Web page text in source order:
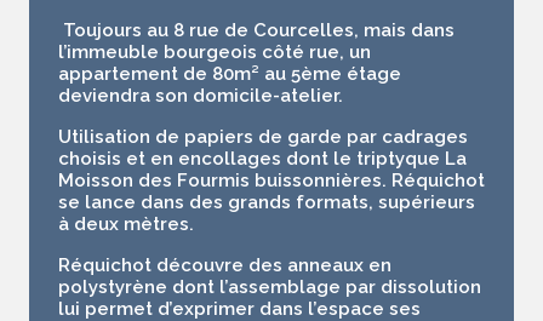
Toujours au 8 rue de Courcelles, mais dans
l’immeuble bourgeois côté rue, un
appartement de 80m² au 5ème étage
deviendra son domicile-atelier.
Utilisation de papiers de garde par cadrages
choisis et en encollages dont le triptyque La
Moisson des Fourmis buissonnières. Réquichot
se lance dans des grands formats, supérieurs
à deux mètres.
Réquichot découvre des anneaux en
polystyrène dont l’assemblage par dissolution
lui permet d’exprimer dans l’espace ses